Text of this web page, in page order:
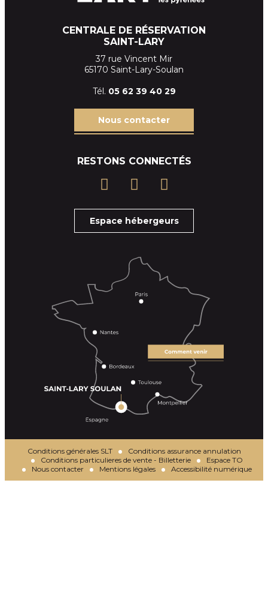
CENTRALE DE RÉSERVATION
SAINT-LARY
37 rue Vincent Mir
65170 Saint-Lary-Soulan
Tél. 05 62 39 40 29
Nous contacter
RESTONS CONNECTÉS
Espace hébergeurs
Conditions générales SLT
Conditions assurance annulation
Conditions particulieres de vente - Billetterie
Espace TO
Nous contacter
Mentions légales Accessibilité numérique